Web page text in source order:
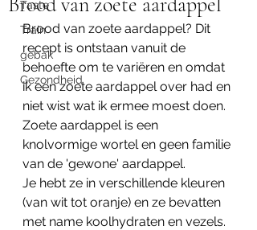
Taste
Train
gebak
Gezondheid
Brood van zoete aardappel? Dit
recept is ontstaan vanuit de
behoefte om te variëren en omdat
ik een zoete aardappel over had en
niet wist wat ik ermee moest doen.
Zoete aardappel is een
knolvormige wortel en geen familie
van de 'gewone' aardappel.
Je hebt ze in verschillende kleuren
(van wit tot oranje) en ze bevatten
met name koolhydraten en vezels.